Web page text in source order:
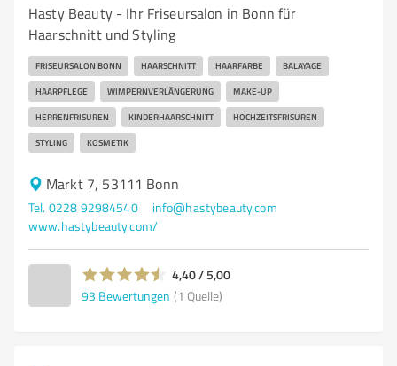
Hasty Beauty - Ihr Friseursalon in Bonn für
Haarschnitt und Styling
FRISEURSALON BONN HAARSCHNITT HAARFARBE BALAYAGE
HAARPFLEGE WIMPERNVERLÄNGERUNG MAKE-UP
HERRENFRISUREN KINDERHAARSCHNITT HOCHZEITSFRISUREN
STYLING KOSMETIK
Markt 7, 53111 Bonn
Tel. 0228 92984540
info@hastybeauty.com
www.hastybeauty.com/
4,40 / 5,00
93 Bewertungen (1 Quelle)